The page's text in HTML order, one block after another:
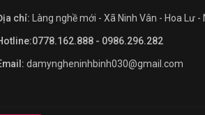
chỉ: Làng nghề mới - Xã Ninh Vân - Hoa Lư -
- 0986.296.282
damyngheninhbinh030@gmail.com